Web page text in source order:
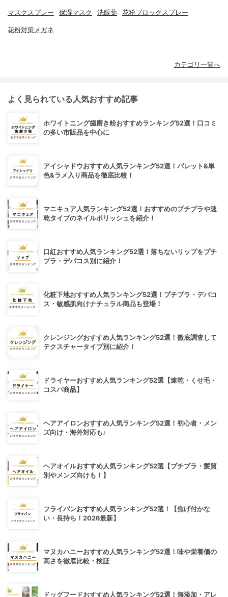
マスクスプレー 保湿マスク 洗眼薬 花粉ブロックスプレー
花粉対策メガネ
カテゴリ一覧へ
よく見られている人気おすすめ記事
ホワイトニング歯磨き粉おすすめランキング52選！口コミ
の多い市販品を中心に
アイシャドウおすすめ人気ランキング52選！パレット&単
色&ラメ入り商品を徹底比較！
マニキュア人気ランキング52選！おすすめのプチプラや速
乾タイプのネイルポリッシュを紹介！
口紅おすすめ人気ランキング52選！落ちないリップをプチ
プラ・デパコス別に紹介！
化粧下地おすすめ人気ランキング52選！プチプラ・デパコ
ス・敏感肌向けナチュラル商品も登場！
クレンジングおすすめ人気ランキング52選！徹底調査して
テクスチャータイプ別に紹介！
ドライヤーおすすめ人気ランキング52選【速乾・くせ毛・
コスパ商品】
ヘアアイロンおすすめ人気ランキング52選！初心者・メン
ズ向け・海外対応も♪
ヘアオイルおすすめ人気ランキング52選【プチプラ・髪質
別やメンズ向けも！】
フライパンおすすめ人気ランキング52選！【焦げ付かな
い・長持ち！2026最新】
マヌカハニーおすすめ人気ランキング52選！味や栄養価の
高さを徹底比較・検証
ドッグフードおすすめ人気ランキング52選！無添加・アレ